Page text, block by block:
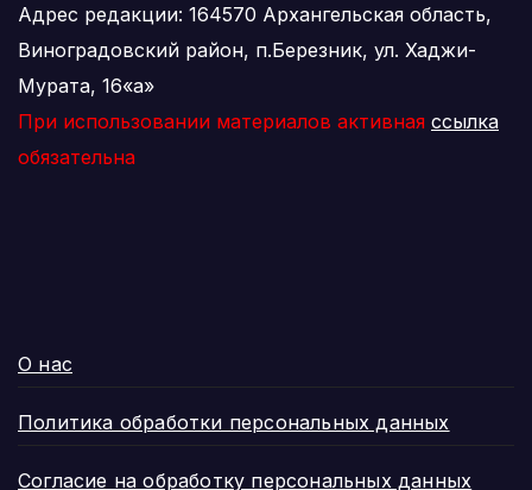
Адрес редакции: 164570 Архангельская область,
Виноградовский район, п.Березник, ул. Хаджи-
Мурата, 16«а»
При использовании материалов активная ссылка
обязательна
О нас
Политика обработки персональных данных
Согласие на обработку персональных данных